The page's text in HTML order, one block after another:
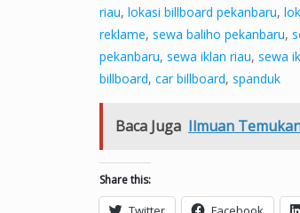
riau, lokasi billboard pekanbaru,
reklame, sewa baliho pekanbaru,
pekanbaru, sewa iklan riau, sewa
billboard, car billboard, spanduk
Baca Juga Ilmuan
Share this: